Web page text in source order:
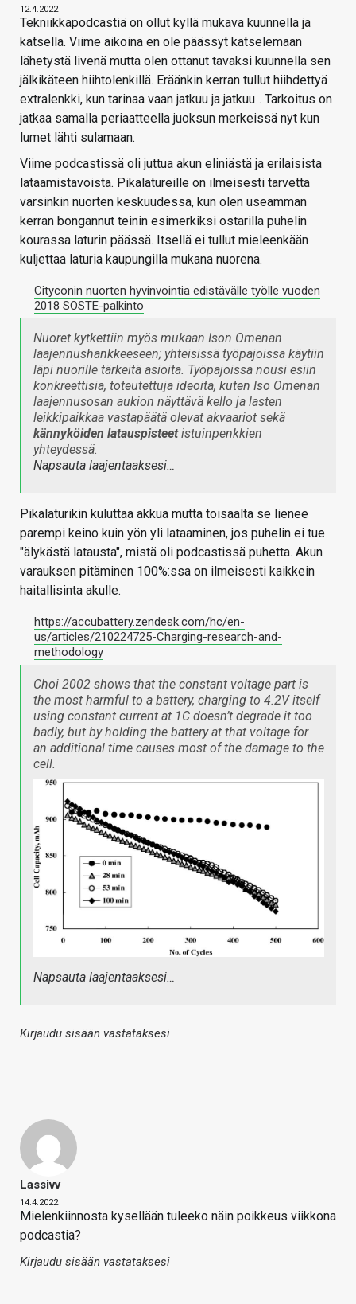
12.4.2022
Tekniikkapodcastiä on ollut kyllä mukava kuunnella ja
katsella. Viime aikoina en ole päässyt katselemaan
lähetystä livenä mutta olen ottanut tavaksi kuunnella sen
jälkikäteen hiihtolenkillä. Eräänkin kerran tullut hiihdettyä
extralenkki, kun tarinaa vaan jatkuu ja jatkuu . Tarkoitus on
jatkaa samalla periaatteella juoksun merkeissä nyt kun
lumet lähti sulamaan.
Viime podcastissä oli juttua akun eliniästä ja erilaisista
lataamistavoista. Pikalatureille on ilmeisesti tarvetta
varsinkin nuorten keskuudessa, kun olen useamman
kerran bongannut teinin esimerkiksi ostarilla puhelin
kourassa laturin päässä. Itsellä ei tullut mieleenkään
kuljettaa laturia kaupungilla mukana nuorena.
Cityconin nuorten hyvinvointia edistävälle työlle vuoden
2018 SOSTE-palkinto
Nuoret kytkettiin myös mukaan Ison Omenan
laajennushankkeeseen; yhteisissä työpajoissa käytiin
läpi nuorille tärkeitä asioita. Työpajoissa nousi esiin
konkreettisia, toteutettuja ideoita, kuten Iso Omenan
laajennusosan aukion näyttävä kello ja lasten
leikkipaikkaa vastapäätä olevat akvaariot sekä
kännyköiden latauspisteetistuinpenkkien
yhteydessä.
Napsauta laajentaaksesi…
Pikalaturikin kuluttaa akkua mutta toisaalta se lienee
parempi keino kuin yön yli lataaminen, jos puhelin ei tue
"älykästä latausta", mistä oli podcastissä puhetta. Akun
varauksen pitäminen 100%:ssa on ilmeisesti kaikkein
haitallisinta akulle.
https://accubattery.zendesk.com/hc/en-
us/articles/210224725-Charging-research-and-
methodology
Choi 2002 shows that the constant voltage part is
the most harmful to a battery, charging to 4.2V itself
using constant current at 1C doesn’t degrade it too
badly, but by holding the battery at that voltage for
an additional time causes most of the damage to the
cell.
Napsauta laajentaaksesi…
Kirjaudu sisään vastataksesi
Lassivv
14.4.2022
Mielenkiinnosta kysellään tuleeko näin poikkeus viikkona
podcastia?
Kirjaudu sisään vastataksesi